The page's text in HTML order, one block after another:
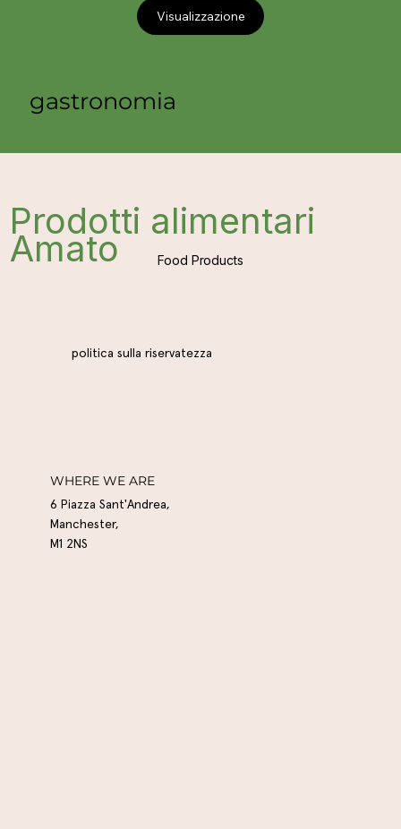
Visualizzazione
gastronomia
politica sulla riservatezza
WHERE WE ARE
6 Piazza Sant'Andrea,
Manchester,
M1 2NS
Prodotti alimentari
Amato Food Products